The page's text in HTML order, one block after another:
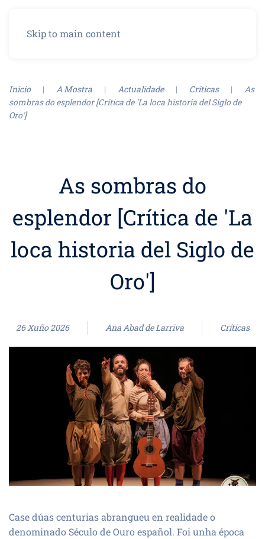
Skip to main content
Inicio A Mostra Actualidade Críticas
As
sombras do esplendor [Crítica de 'La loca historia del Siglo de
Oro']
As sombras do
esplendor [Crítica de 'La
loca historia del Siglo de
Oro']
26 Xuño 2026 Ana Abad de Larriva Críticas
Case dúas centurias abrangueu en realidade o
denominado Século de Ouro español. Foi unha época